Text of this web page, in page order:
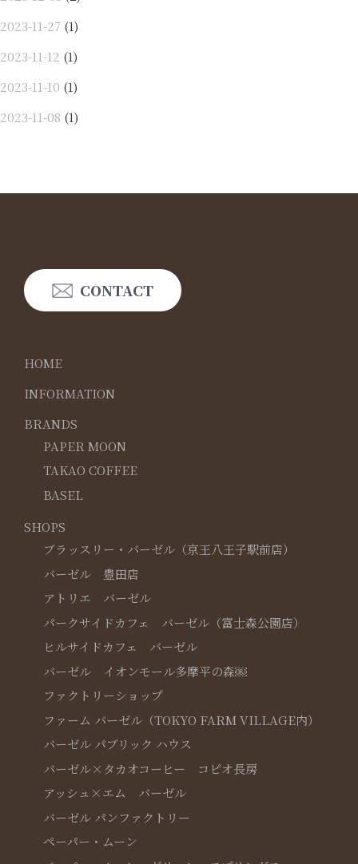
2023-11-27 (1)
2023-11-12 (1)
2023-11-10 (1)
2023-11-08 (1)
CONTACT
HOME
INFORMATION
BRANDS
PAPER MOON
TAKAO COFFEE
BASEL
SHOPS
ブラッスリー・バーゼル（京王八王子駅前店）
バーゼル 豊田店
アトリエ バーゼル
パークサイドカフェ バーゼル（富士森公園店）
ヒルサイドカフェ バーゼル
バーゼル イオンモール多摩平の森￼
ファクトリーショップ
ファーム バーゼル（TOKYO FARM VILLAGE内）
バーゼル パブリック ハウス
バーゼル×タカオコーヒー コピオ長房
アッシュ×エム バーゼル
バーゼル パンファクトリー
ペーパー・ムーン